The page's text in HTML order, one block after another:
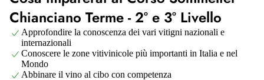
Chianciano Terme - 2° e 3° Livello
Approfondire la conoscenza dei vari vitigni nazionali e
internazionali
Conoscere le zone vitivinicole più importanti in Italia e nel
Mondo
Abbinare il vino al cibo con competenza